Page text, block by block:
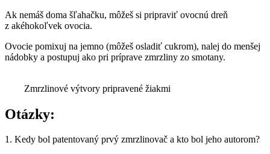
Ak nemáš doma šľahačku, môžeš si pripraviť ovocnú dreň
z akéhokoľvek ovocia.
Ovocie pomixuj na jemno (môžeš osladiť cukrom), nalej do menšej
nádobky a postupuj ako pri príprave zmrzliny zo smotany.
Zmrzlinové výtvory pripravené žiakmi
Otázky:
1. Kedy bol patentovaný prvý zmrzlinovač a kto bol jeho autorom?